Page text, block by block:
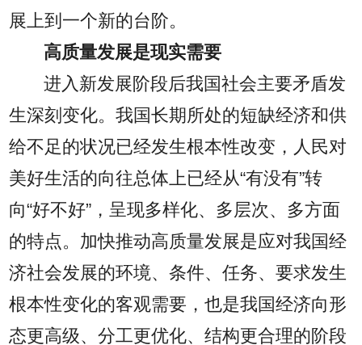
展上到一个新的台阶。
高质量发展是现实需要
进入新发展阶段后我国社会主要矛盾发
生深刻变化。我国长期所处的短缺经济和供
给不足的状况已经发生根本性改变，人民对
美好生活的向往总体上已经从“有没有”转
向“好不好”，呈现多样化、多层次、多方面
的特点。加快推动高质量发展是应对我国经
济社会发展的环境、条件、任务、要求发生
根本性变化的客观需要，也是我国经济向形
态更高级、分工更优化、结构更合理的阶段